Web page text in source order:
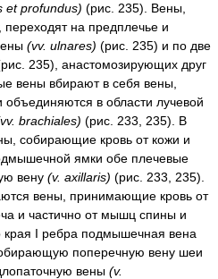
et profundus) (рис. 235). Вены,
на предплечье и
(vv. ulnares) (рис. 235) и по две
235), анастомозирующих друг
вены вбирают в себя вены,
в области лучевой
brachiales) (рис. 233, 235). В
собирающие кровь от кожи и
ямки обе плечевые
вену (v. axillaris) (рис. 233, 235).
вены, принимающие кровь от
и частично от мышц спины и
края I ребра подмышечная вена
поперечную вену шеи
вены (v.